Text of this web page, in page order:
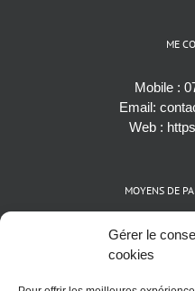
Gérer le
cookies
ME
Mobile :
Email:
Web :
MOYENS DE
Cartes bancaires